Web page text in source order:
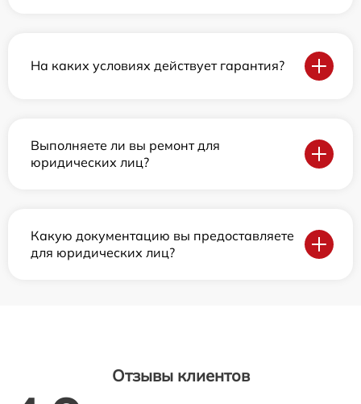
На каких условиях действует гарантия?
Выполняете ли вы ремонт для
юридических лиц?
Какую документацию вы предоставляете
для юридических лиц?
Отзывы клиентов